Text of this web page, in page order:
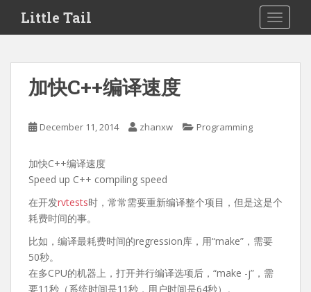
i
Little Tail
加快C++编译速度
December 11, 2014 zhanxw Programming
加快C++编译速度
Speed up C++ compiling speed
在开发rvtests时，常常需要重新编译整个项目，但是这是个
耗费时间的事。
比如，编译最耗费时间的regression库，用“make”，需要
50秒。
在多CPU的机器上，打开并行编译选项后，“make -j”，需
要11秒（系统时间是11秒，用户时间是64秒）。